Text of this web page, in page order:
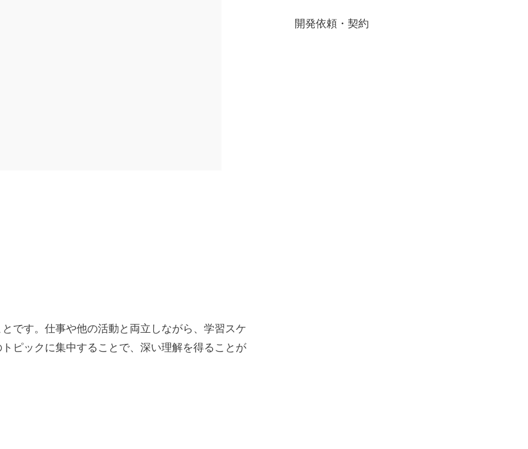
です。仕事や他の活動と両立しながら、学習スケ
ピックに集中することで、深い理解を得ることが
開発依頼・契約